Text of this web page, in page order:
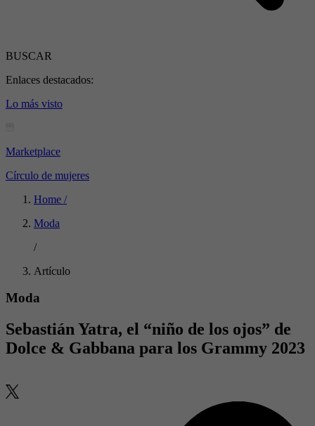
BUSCAR
Enlaces destacados:
Lo más visto
Marketplace
Círculo de mujeres
Home /
Moda
/
Artículo
Moda
Sebastián Yatra, el “niño de los ojos” de
Dolce & Gabbana para los Grammy 2023